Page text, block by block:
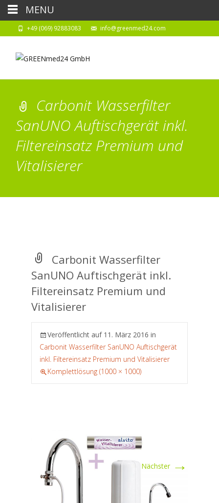
+49 (069) 92883083 info@greenmed24.com
Carbonit Wasserfilter
SanUNO Auftischgerät inkl.
Filtereinsatz Premium und
Vitalisierer
Carbonit Wasserfilter
SanUNO Auftischgerät inkl.
Filtereinsatz Premium und
Vitalisierer
Veröffentlicht auf 11. März 2016 in
Carbonit Wasserfilter SanUNO Auftischgerät
inkl. Filtereinsatz Premium und Vitalisierer
Komplettlösung (1000 × 1000)
Nächster →
MENU